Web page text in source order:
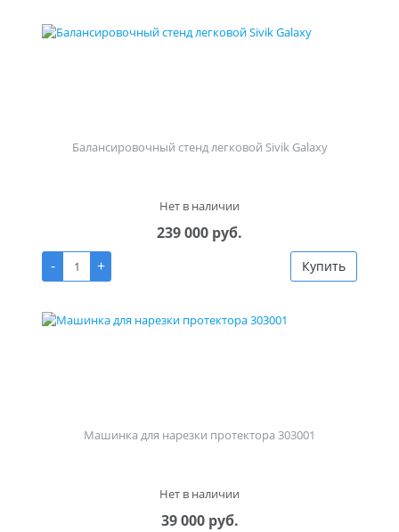
Балансировочный стенд легковой Sivik Galaxy
Нет в наличии
239 000 руб.
-
+ Купить
Машинка для нарезки протектора 303001
Нет в наличии
39 000 руб.